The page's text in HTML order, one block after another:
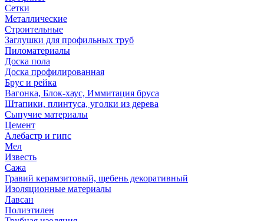
Сетки
Металлические
Строительные
Заглушки для профильных труб
Пиломатериалы
Доска пола
Доска профилированная
Брус и рейка
Вагонка, Блок-хаус, Иммитация бруса
Штапики, плинтуса, уголки из дерева
Сыпучие материалы
Цемент
Алебастр и гипс
Мел
Известь
Сажа
Гравий керамзитовый, щебень декоративный
Изоляционные материалы
Лавсан
Полиэтилен